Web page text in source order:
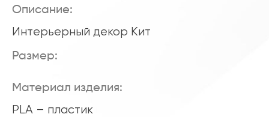
Описание:
Интерьерный декор Кит
Размер:
Материал изделия:
PLA – пластик